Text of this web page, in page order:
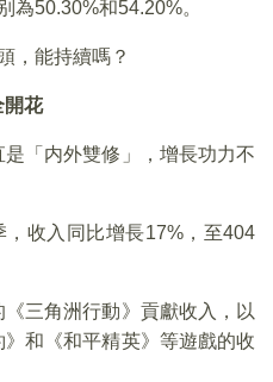
為50.30%和54.20%。
，能持續嗎？
開花
「内外雙修」，增長功力不
收入同比增長17%，至404
三角洲行動》貢獻收入，以
和《和平精英》等遊戲的收